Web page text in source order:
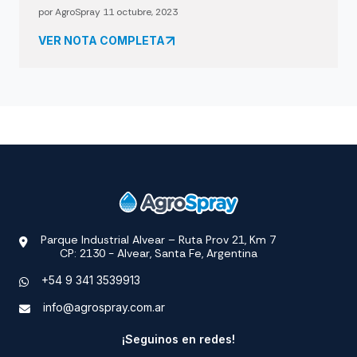
por AgroSpray 11 octubre, 2023
VER NOTA COMPLETA
Parque Industrial Alvear – Ruta Prov 21, Km 7
CP: 2130 - Alvear, Santa Fe, Argentina
+54 9 341 3539913
info@agrospray.com.ar
¡Seguinos en redes!